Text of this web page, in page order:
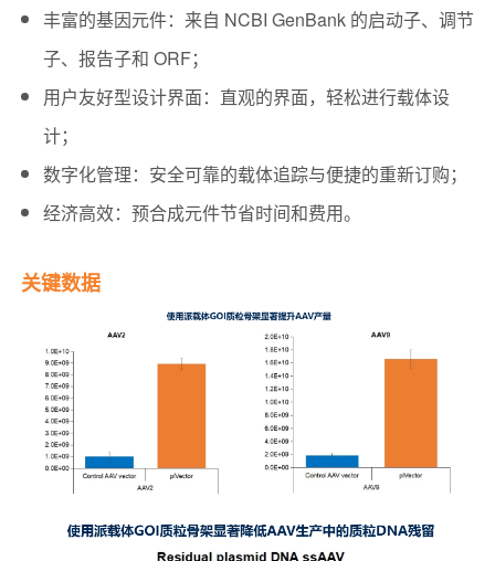
丰富的基因元件：来自 NCBI GenBank 的启动子、调节
子、报告子和 ORF；
用户友好型设计界面：直观的界面，轻松进行载体设
计；
数字化管理：安全可靠的载体追踪与便捷的重新订购​；
经济高效：预合成元件节省时间和费用。
关键数据